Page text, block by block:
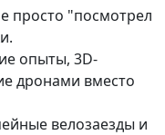
просто "посмотрел
опыты, 3D-
дронами вместо
велозаезды и